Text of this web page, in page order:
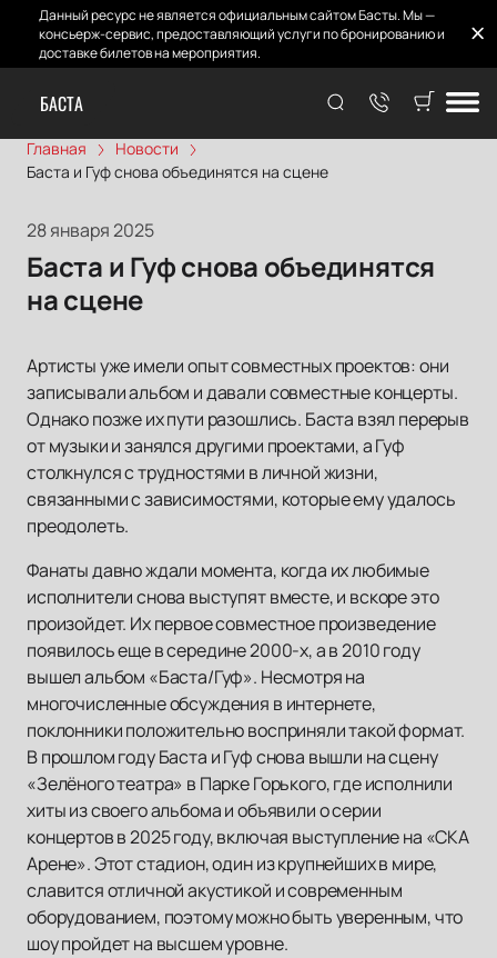
Данный ресурс не является официальным сайтом Басты. Мы —
консьерж-сервис, предоставляющий услуги по бронированию и
доставке билетов на мероприятия.
БАСТА
Главная
Новости
Баста и Гуф снова объединятся на сцене
28 января 2025
Баста и Гуф снова объединятся
на сцене
Артисты уже имели опыт совместных проектов: они
записывали альбом и давали совместные концерты.
Однако позже их пути разошлись. Баста взял перерыв
от музыки и занялся другими проектами, а Гуф
столкнулся с трудностями в личной жизни,
связанными с зависимостями, которые ему удалось
преодолеть.
Фанаты давно ждали момента, когда их любимые
исполнители снова выступят вместе, и вскоре это
произойдет. Их первое совместное произведение
появилось еще в середине 2000-х, а в 2010 году
вышел альбом «Баста/Гуф». Несмотря на
многочисленные обсуждения в интернете,
поклонники положительно восприняли такой формат.
В прошлом году Баста и Гуф снова вышли на сцену
«Зелёного театра» в Парке Горького, где исполнили
хиты из своего альбома и объявили о серии
концертов в 2025 году, включая выступление на «СКА
Арене». Этот стадион, один из крупнейших в мире,
славится отличной акустикой и современным
оборудованием, поэтому можно быть уверенным, что
шоу пройдет на высшем уровне.